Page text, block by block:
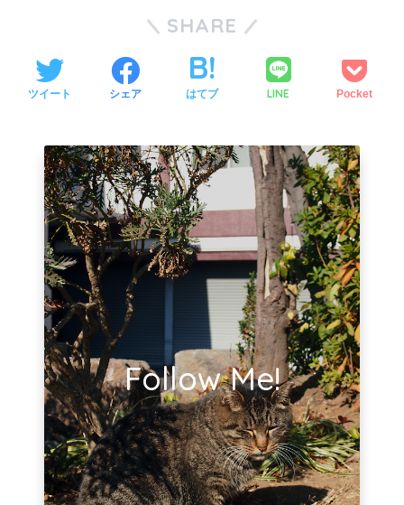
SHARE
ツイート シェア はてブ LINE Pocket
Follow Me!